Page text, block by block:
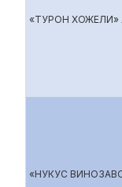
«ТУРОН ХОЖЕЛИ»
«НУКУС